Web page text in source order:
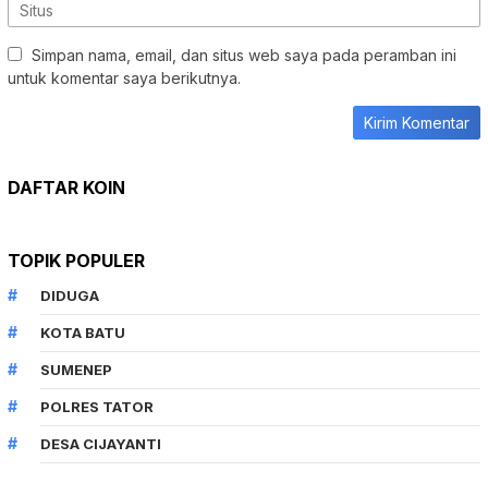
Simpan nama, email, dan situs web saya pada peramban ini
untuk komentar saya berikutnya.
DAFTAR KOIN
TOPIK POPULER
DIDUGA
KOTA BATU
SUMENEP
POLRES TATOR
DESA CIJAYANTI